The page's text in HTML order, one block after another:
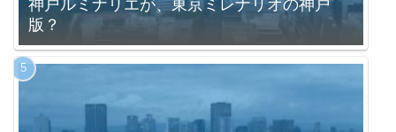
神戸ルミナリエが、東京ミレナリオの神戸
版？